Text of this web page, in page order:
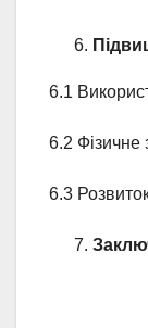
6.1
6.2 Фізичне
6.3